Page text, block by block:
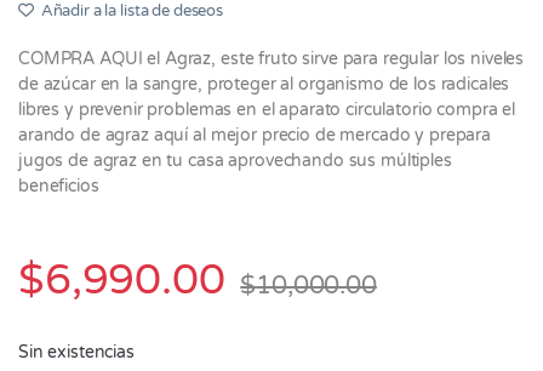
Añadir a la lista de deseos
COMPRA AQUI el Agraz, este fruto sirve para regular los niveles
de azúcar en la sangre, proteger al organismo de los radicales
libres y prevenir problemas en el aparato circulatorio compra el
arando de agraz aquí al mejor precio de mercado y prepara
jugos de agraz en tu casa aprovechando sus múltiples
beneficios
$6,990.00 $10,000.00
Sin existencias